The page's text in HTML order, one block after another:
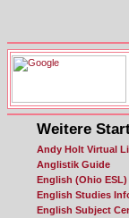
Weitere
Andy Holt Virtual
Anglistik Guide
English (Ohio ESL)
English Studies
English Subject